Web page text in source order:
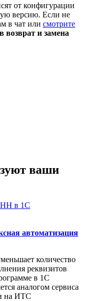
от конфигурации
версию. Если не
в чат или смотрите
возврат и замена
ваши
автоматизация
количество
реквизитов
в 1С
аналогом сервиса
на ИТС